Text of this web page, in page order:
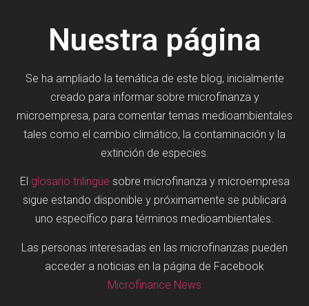
Nuestra página
Se ha ampliado la temática de este blog, inicialmente
creado para informar sobre microfinanza y
microempresa, para comentar temas medioambientales
tales como el cambio climático, la contaminación y la
extinción de especies.
El glosario trilingüe sobre microfinanza y microempresa
sigue estando disponible y próximamente se publicará
uno específico para términos medioambientales.
Las personas interesadas en las microfinanzas pueden
acceder a noticias en la página de Facebook
Microfinance News